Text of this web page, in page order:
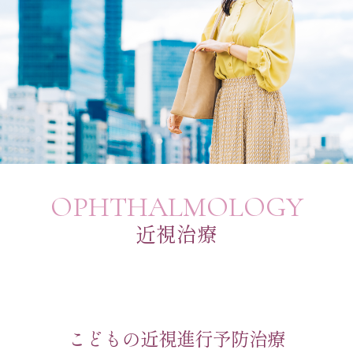
OPHTHALMOLOGY
近視治療
こどもの近視進行予防治療